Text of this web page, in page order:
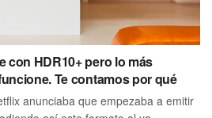
con HDR10+ pero lo más
Te contamos por qué
anunciaba que empezaba a emitir